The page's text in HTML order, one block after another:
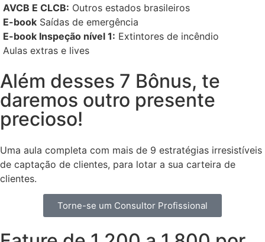
AVCB E CLCB: Outros estados brasileiros
E-book Saídas de emergência
E-book Inspeção nível 1: Extintores de incêndio
Aulas extras e lives
Além desses 7 Bônus, te
daremos outro presente
precioso!
Uma aula completa com mais de 9 estratégias irresistíveis
de captação de clientes, para lotar a sua carteira de
clientes.
Torne-se um Consultor Profissional